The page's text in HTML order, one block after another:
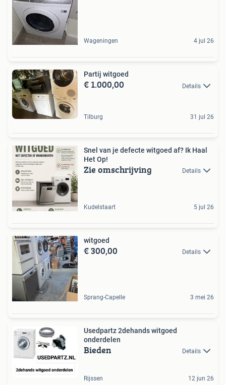
Wageningen 4 jul 26
Partij witgoed
€ 1.000,00 Details
Tilburg 31 jul 26
Snel van je defecte witgoed af? Ik Haal
Het Op!
Zie omschrijving Details
Kudelstaart 5 jul 26
witgoed
€ 300,00 Details
Sprang-Capelle 3 mei 26
Usedpartz 2dehands witgoed
onderdelen
Bieden Details
Rijssen 12 jun 26